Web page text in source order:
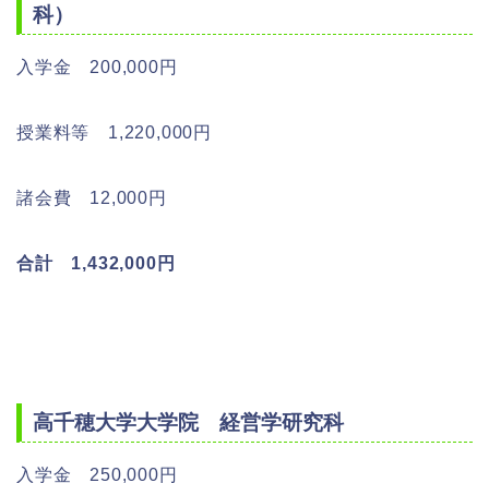
科）
入学金 200,000円
授業料等 1,220,000円
諸会費 12,000円
合計 1,432,000円
高千穂大学大学院 経営学研究科
入学金 250,000円